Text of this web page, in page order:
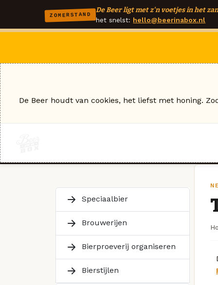
ZOMERSTAND
De Beer ligt met z'n voetjes in het
het snelst: hello@beerinabox.nl
Speciaalbier
Brouwerijen
Bierproeverij organiseren
Bierstijlen
De Beer houdt van cookies, het liefst met honing.